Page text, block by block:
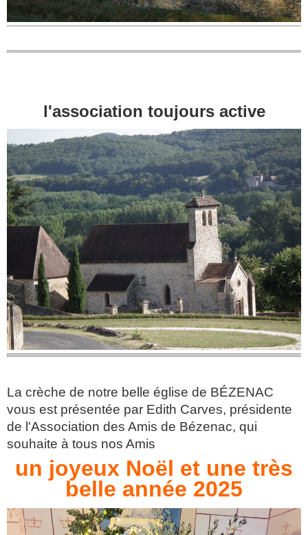
l'association toujours active
La crèche de notre belle église de BÉZENAC
vous est présentée par Edith Carves, présidente
de l'Association des Amis de Bézenac, qui
souhaite à tous nos Amis
un joyeux Noël et une très
belle année 2025